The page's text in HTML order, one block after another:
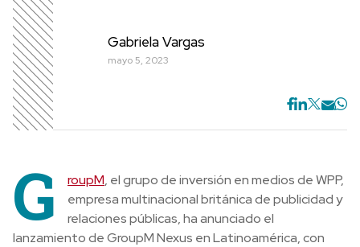
Gabriela Vargas
mayo 5, 2023
G roupM, el grupo de inversión en medios de WPP,
empresa multinacional británica de publicidad y
relaciones públicas, ha anunciado el
lanzamiento de GroupM Nexus en Latinoamérica, con